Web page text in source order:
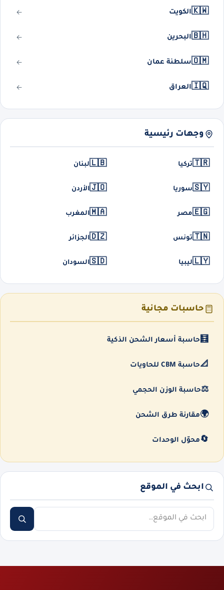
🇰🇼الكويت
🇧🇭البحرين
🇴🇲سلطنة عمان
🇮🇶العراق
وجهات رئيسية
🇹🇷تركيا 🇱🇧لبنان
🇸🇾سوريا 🇯🇴الأردن
🇪🇬مصر 🇲🇦المغرب
🇹🇳تونس 🇩🇿الجزائر
🇱🇾ليبيا 🇸🇩السودان
حاسبات مجانية
🧮 حاسبة أسعار الشحن الذكية
📐حاسبة CBM للحاويات
⚖️حاسبة الوزن الحجمي
🌍مقارنة طرق الشحن
🔄 محوّل الوحدات
ابحث في الموقع
ابحث